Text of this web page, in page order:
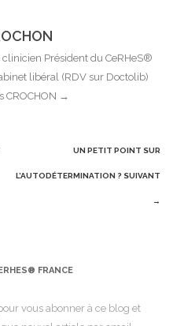
clinicien Président du CeRHeS®
libéral (RDV sur Doctolib)
CROCHON →
UN PETIT POINT SUR
L’AUTODÉTERMINATION ? SUIVANT
→
FRANCE
vous abonner à ce blog et